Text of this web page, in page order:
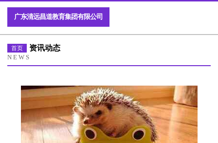
广东清远昌道教育集团有限公司
首页 资讯动态
NEWS